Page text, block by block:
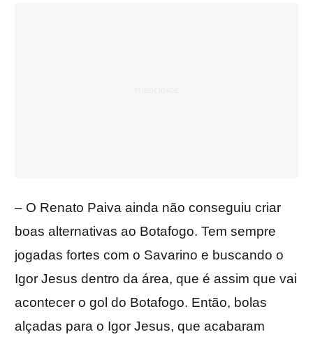
– O Renato Paiva ainda não conseguiu criar
boas alternativas ao Botafogo. Tem sempre
jogadas fortes com o Savarino e buscando o
Igor Jesus dentro da área, que é assim que vai
acontecer o gol do Botafogo. Então, bolas
alçadas para o Igor Jesus, que acabaram